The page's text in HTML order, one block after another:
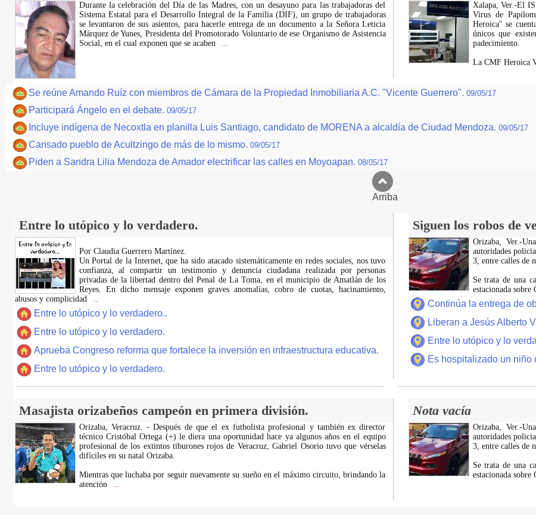
Durante la celebración del Día de las Madres, con un desayuno para las trabajadoras del
Sistema Estatal para el Desarrollo Integral de la Familia (DIF), un grupo de trabajadoras
se levantaron de sus asientos, para hacerle entrega de un documento a la Señora Leticia
Márquez de Yunes, Presidenta del Promotorado Voluntario de ese Organismo de Asistencia
Social, en el cual exponen que se acaben
Xalapa, Ver.-El
Virus de
Heroica" se
únicos que
padecimiento.
La CMF Heroica
Se reúne Amando Ruíz con miembros de Cámara de la Propiedad Inmobiliaria A.C. "Vicente Guerrero". 09/05/17
Participará Ángelo en el debate. 09/05/17
Incluye indígena de Necoxtla en planilla Luis Santiago, candidato de MORENA a alcaldía de Ciudad Mendoza. 09/05/17
Cansado pueblo de Acultzingo de más de lo mismo. 09/05/17
Piden a Sandra Lilia Mendoza de Amador electrificar las calles en Moyoapan. 08/05/17
Arriba
Entre lo utópico y lo verdadero. Siguen los robos de
Por Claudia Guerrero Martínez.
​Un Portal de la Internet, que ha sido atacado sistemáticamente en redes sociales, nos tuvo
confianza, al compartir un testimonio y denuncia ciudadana realizada por personas
privadas de la libertad dentro del Penal de La Toma, en el municipio de Amatlán de los
Reyes. En dicho mensaje exponen graves anomalías, cobro de cuotas, hacinamiento,
abusos y complicidad
Entre lo utópico y lo verdadero..
Entre lo utópico y lo verdadero.
Aprueba Congreso reforma que fortalece la inversión en infraestructura educativa.
Entre lo utópico y lo verdadero.
Orizaba, Ver.-
autoridades
3, entre calles de
Se trata de una
estacionada
Continúa la entrega de
Liberan a Jesús Alberto
Entre lo utópico y lo
Es hospitalizado un niño
Masajista orizabeños campeón en primera división. Nota vacía
Orizaba, Veracruz. - Después de que el ex futbolista profesional y también ex director
técnico Cristóbal Ortega (+) le diera una oportunidad hace ya algunos años en el equipo
profesional de los extintos tiburones rojos de Veracruz, Gabriel Osorio tuvo que vérselas
difíciles en su natal Orizaba.
Mientras que luchaba por seguir nuevamente su sueño en el máximo circuito, brindando la
atención
Orizaba, Ver.-
autoridades
3, entre calles de
Se trata de una
estacionada